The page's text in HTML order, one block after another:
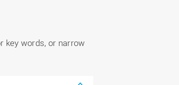
key words, or narrow